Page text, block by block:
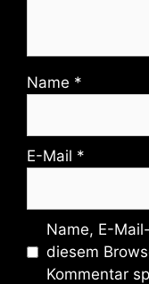
Name *
E-Mail *
Name, E-
diesem
Kommentar